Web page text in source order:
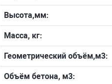
Высота,мм:
Масса, кг:
Геометрический объём,м3:
Объём бетона, м3: